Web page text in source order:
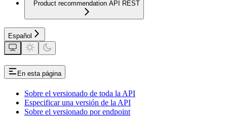
Product recommendation API REST
Español
En esta página
Sobre el versionado de toda la API
Especificar una versión de la API
Sobre el versionado por endpoint